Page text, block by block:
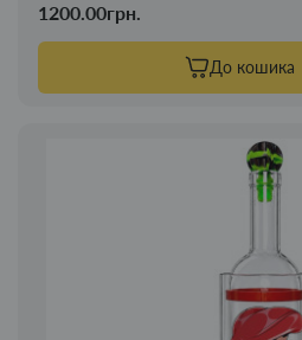
1200.00грн.
До кошика